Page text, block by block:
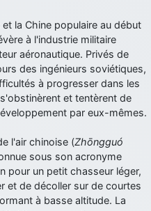
étaient-ils présent au
année 2026 à tous et
voeux à tous pour
pour cette nouvelle
de souhaiter un Joyeux Noël
la Chine populaire au début
à l'industrie militaire
aéronautique. Privés de
des ingénieurs soviétiques,
à progresser dans les
et tentèrent de
par eux-mêmes.
l'air chinoise (Zhōngguó
sous son acronyme
pour un petit chasseur léger,
et de décoller sur de courtes
à basse altitude. La